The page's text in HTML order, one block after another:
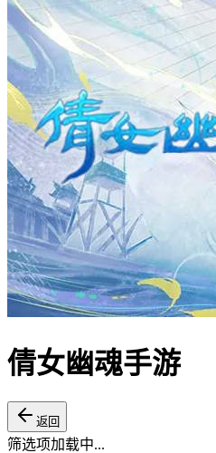
倩女幽魂手游
返回
筛选项加载中...